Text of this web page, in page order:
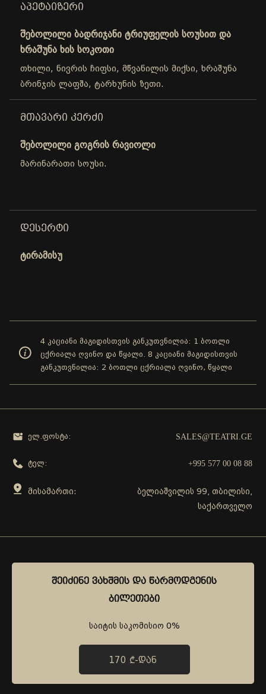
ᲨᲔᲘᲫᲘᲜᲔ ᲕᲐᲮᲨᲛᲘᲡ ᲓᲐ ᲬᲐᲠᲛᲝᲓᲒᲔᲜᲘᲡ
ᲑᲘᲚᲔᲗᲔᲑᲘ
საიტის საკომისიო 0%
170 ₾-ᲓᲐᲜ
ᲐᲞᲔᲢᲐᲘᲖᲔᲠᲘ
შებოლილი ბადრიჯანი ტრიუფელის სოუსით და
ხრაშუნა ხის სოკოთი
თხილი, ნივრის ჩიფსი, მწვანილის მიქსი, ხრაშუნა
ბრინჯის ლაფშა, ტარხუნის ზეთი.
ᲛᲗᲐᲕᲐᲠᲘ ᲙᲔᲠᲫᲘ
შებოლილი გოგრის რავიოლი
მარინარათი სოუსი.
ᲓᲔᲡᲔᲠᲢᲘ
ტირამისუ
4 კაციანი მაგიდისთვის განკუთვნილია: 1 ბოთლი
ცქრიალა ღვინო და წყალი. 8 კაციანი მაგიდისთვის
განკუთვნილია: 2 ბოთლი ცქრიალა ღვინო, წყალი
ᲨᲔᲘᲫᲘᲜᲔ ᲕᲐᲮᲨᲛᲘᲡ ᲓᲐ ᲬᲐᲠᲛᲝᲓᲒᲔᲜᲘᲡ
ᲑᲘᲚᲔᲗᲔᲑᲘ
საიტის საკომისიო 0%
170 ₾-ᲓᲐᲜ
ელ.ფოსტა: SALES@TEATRI.GE
ტელ: +995 577 00 08 88
მისამართი:
ბელიაშვილის 99, თბილისი,
საქართველო